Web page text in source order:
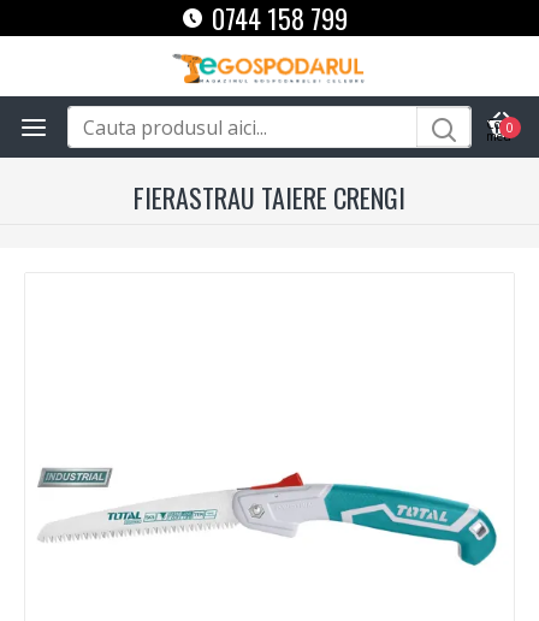
0744 158 799
0
FIERASTRAU TAIERE CRENGI